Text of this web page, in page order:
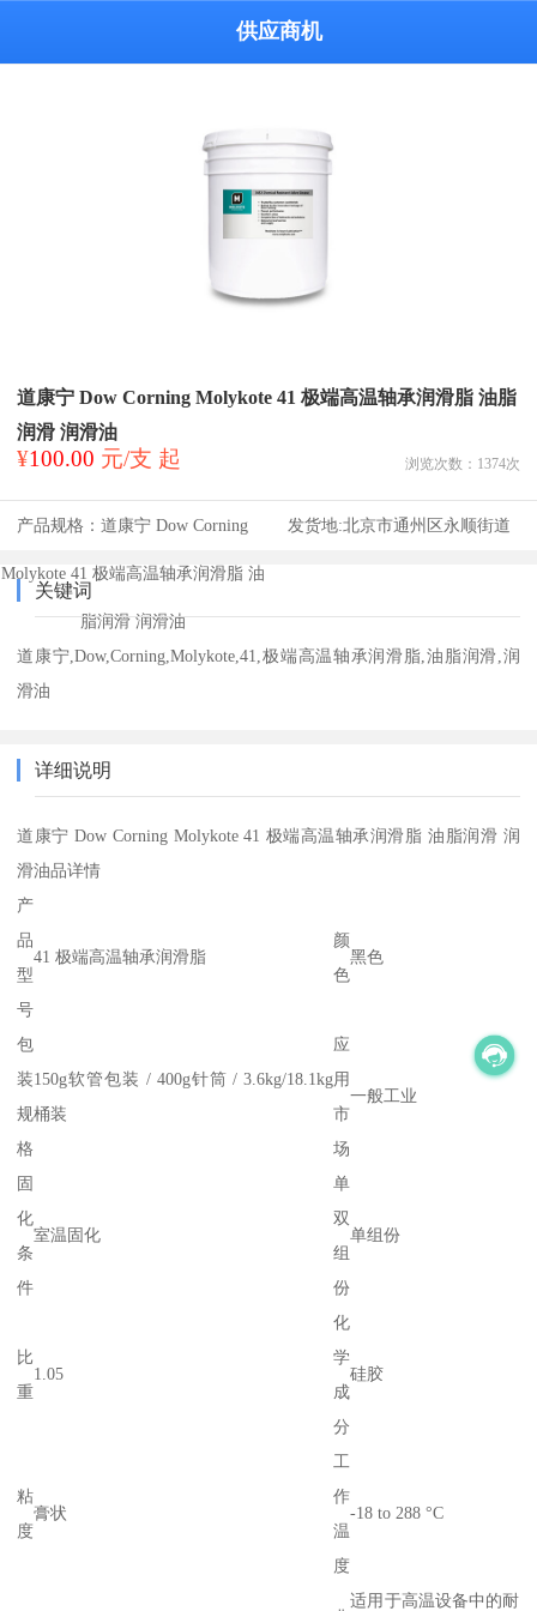
供应商机
道康宁 Dow Corning Molykote 41 极端高温轴承润滑脂 油脂
润滑 润滑油
¥100.00 元/支 起 浏览次数： 1374次
产品规格：道康宁 Dow Corning
Molykote 41 极端高温轴承润滑脂 油
脂润滑 润滑油
发货地:北京市通州区永顺街道
关键词
道康宁,Dow,Corning,Molykote,41,极端高温轴承润滑脂,油脂润滑,润
滑油
详细说明
道康宁 Dow Corning Molykote 41 极端高温轴承润滑脂 油脂润滑 润
滑油品详情
产
品
型
号
41 极端高温轴承润滑脂
颜
色
黑色
包
装
规
格
150g软管包装 / 400g针筒 / 3.6kg/18.1kg
桶装
应
用
市
场
一般工业
固
化
条
件
室温固化
单
双
组
份
单组份
比
重
1.05
化
学
成
分
硅胶
粘
度
膏状
工
作
温
度
-18 to 288 °C
适用于高温设备中的耐